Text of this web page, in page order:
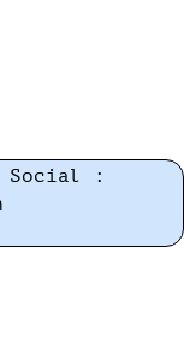
Social :